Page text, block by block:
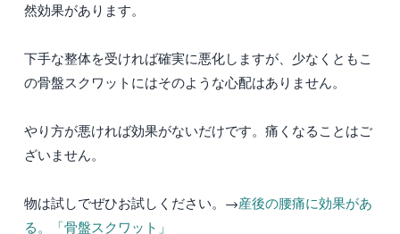
然効果があります。
下手な整体を受ければ確実に悪化しますが、少なくともこ
の骨盤スクワットにはそのような心配はありません。
やり方が悪ければ効果がないだけです。痛くなることはご
ざいません。
物は試しでぜひお試しください。→産後の腰痛に効果があ
る。「骨盤スクワット」